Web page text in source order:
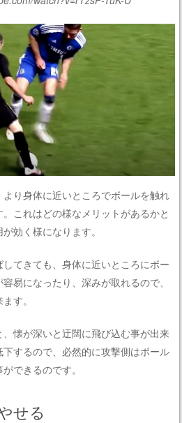
り身体に近いところでボールを触れ
これはどの様なメリットがあるかと
効く様になります。
てきても、身体に近いところにボー
易になったり、深みが取れるので、
す。
懐が深いと迂闊に飛び込む事が出来
するので、必然的に攻撃側はボール
できるのです。
せる